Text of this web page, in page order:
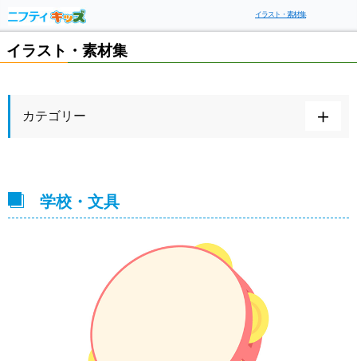
イラスト・素材集
イラスト・素材集
カテゴリー
学校・文具